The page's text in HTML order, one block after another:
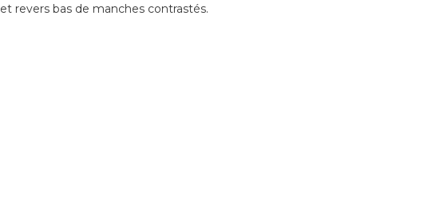
revers bas de manches contrastés.